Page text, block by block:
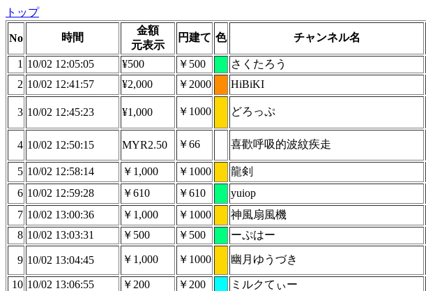
トップ
No 時間
金額
元表示
円建て 色 チャンネル名
1 10/02 12:05:05 ¥500 ￥500 さくたろう
2 10/02 12:41:57 ¥2,000 ￥2000 HiBiKI
3 10/02 12:45:23 ¥1,000 ￥1000 どろっぷ
4 10/02 12:50:15 MYR2.50 ￥66 喜歡呼吸的波紋疾走
5 10/02 12:58:14 ￥1,000 ￥1000 龍剣
6 10/02 12:59:28 ￥610 ￥610 yuiop
7 10/02 13:00:36 ￥1,000 ￥1000 神風扇風機
8 10/02 13:03:31 ￥500 ￥500 ーぷはー
9 10/02 13:04:45 ￥1,000 ￥1000 幽月ゆうづき
10 10/02 13:06:55 ￥200 ￥200
ミルクてぃー